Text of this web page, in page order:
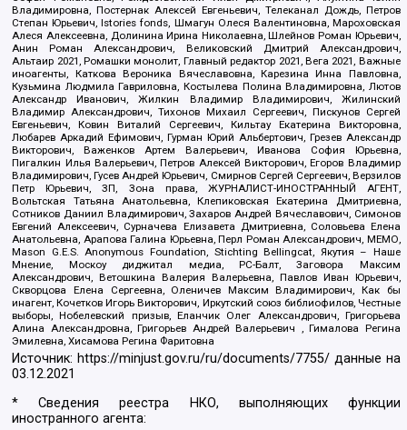
Владимировна, Постернак Алексей Евгеньевич, Телеканал Дождь, Петров
Степан Юрьевич, Istories fonds, Шмагун Олеся Валентиновна, Мароховская
Алеся Алексеевна, Долинина Ирина Николаевна, Шлейнов Роман Юрьевич,
Анин Роман Александрович, Великовский Дмитрий Александрович,
Альтаир 2021, Ромашки монолит, Главный редактор 2021, Вега 2021, Важные
иноагенты, Каткова Вероника Вячеславовна, Карезина Инна Павловна,
Кузьмина Людмила Гавриловна, Костылева Полина Владимировна, Лютов
Александр Иванович, Жилкин Владимир Владимирович, Жилинский
Владимир Александрович, Тихонов Михаил Сергеевич, Пискунов Сергей
Евгеньевич, Ковин Виталий Сергеевич, Кильтау Екатерина Викторовна,
Любарев Аркадий Ефимович, Гурман Юрий Альбертович, Грезев Александр
Викторович, Важенков Артем Валерьевич, Иванова София Юрьевна,
Пигалкин Илья Валерьевич, Петров Алексей Викторович, Егоров Владимир
Владимирович, Гусев Андрей Юрьевич, Смирнов Сергей Сергеевич, Верзилов
Петр Юрьевич, ЗП, Зона права, ЖУРНАЛИСТ-ИНОСТРАННЫЙ АГЕНТ,
Вольтская Татьяна Анатольевна, Клепиковская Екатерина Дмитриевна,
Сотников Даниил Владимирович, Захаров Андрей Вячеславович, Симонов
Евгений Алексеевич, Сурначева Елизавета Дмитриевна, Соловьева Елена
Анатольевна, Арапова Галина Юрьевна, Перл Роман Александрович, МЕМО,
Mason G.E.S. Anonymous Foundation, Stichting Bellingcat, Якутия – Наше
Мнение, Москоу диджитал медиа, РС-Балт, Заговора Максим
Александрович, Ветошкина Валерия Валерьевна, Павлов Иван Юрьевич,
Скворцова Елена Сергеевна, Оленичев Максим Владимирович, Как бы
инагент, Кочетков Игорь Викторович, Иркутский союз библиофилов, Честные
выборы, Нобелевский призыв, Еланчик Олег Александрович, Григорьева
Алина Александровна, Григорьев Андрей Валерьевич , Гималова Регина
Эмилевна, Хисамова Регина Фаритовна
Источник:https://minjust.gov.ru/ru/documents/7755/ данные на
03.12.2021
* Сведения реестра НКО, выполняющих функции
иностранного агента: